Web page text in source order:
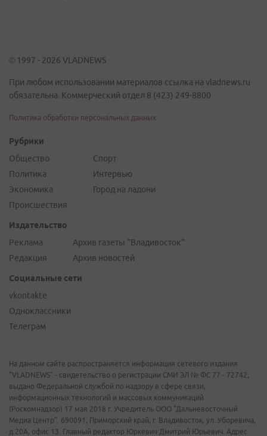
© 1997 - 2026 VLADNEWS
При любом использовании материалов ссылка на vladnews.ru
обязательна. Коммерческий отдел 8 (423) 249-8800
Политика обработки персональных данных
Рубрики
Общество
Политика
Экономика
Происшествия
Спорт
Интервью
Город на ладони
Издательство
Реклама
Редакция
Архив газеты "Владивосток"
Архив новостей
Социальные сети
vkontakte
Одноклассники
Телеграм
На данном сайте распространяется информация сетевого издания
"VLADNEWS" - свидетельство о регистрации СМИ ЭЛ № ФС 77 - 72742,
выдано Федеральной службой по надзору в сфере связи,
информационных технологий и массовых коммуникаций
(Роскомнадзор) 17 мая 2018 г. Учредитель ООО "Дальневосточный
Медиа Центр". 690091, Приморский край, г. Владивосток, ул. Уборевича,
д.20А, офис 13. Главный редактор Юркевич Дмитрий Юрьевич. Адрес